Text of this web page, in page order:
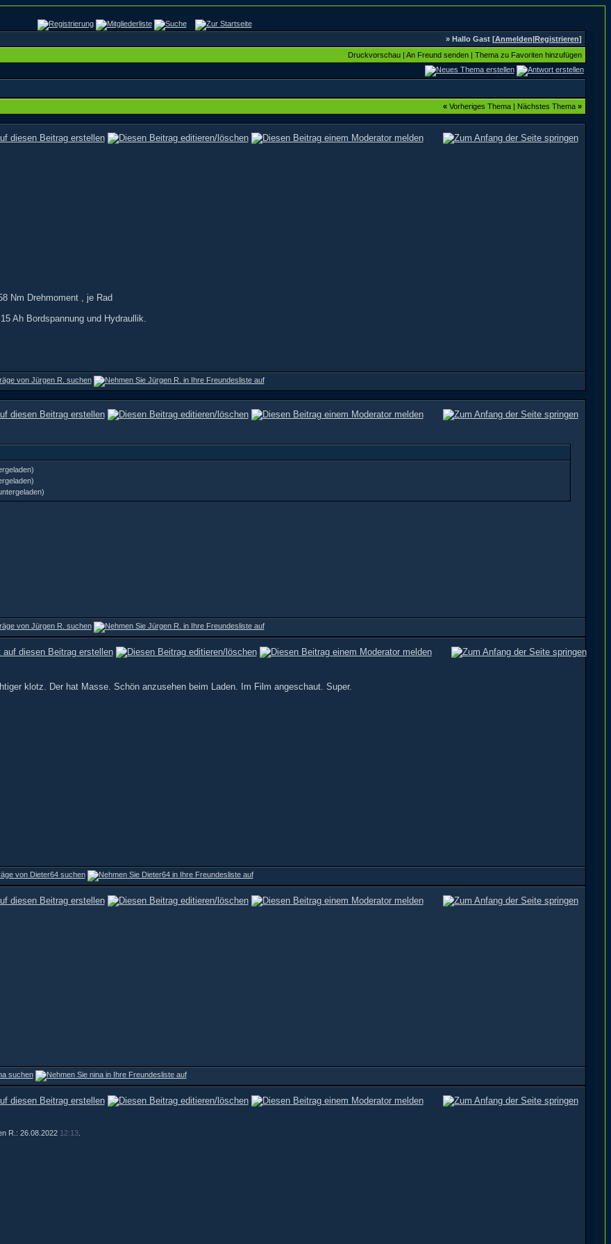
» Hallo Gast [Anmelden|Registrieren]
Druckvorschau| An Freund senden| Thema zu Favoriten hinzufügen
« Vorheriges Thema| Nächstes Thema »
Nm Drehmoment , je Rad
Ah Bordspannung und Hydraullik.
klotz. Der hat Masse. Schön anzusehen beim Laden. Im Film angeschaut. Super.
R.: 26.08.2022 12:13.